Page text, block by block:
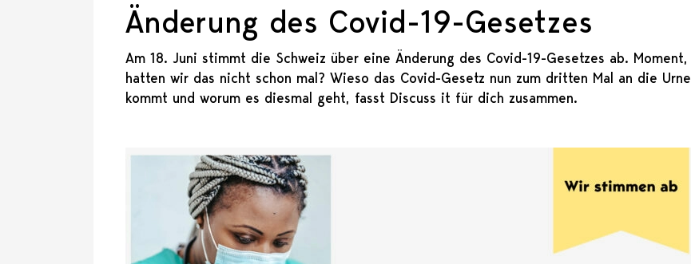
Änderung des Covid-19-Gesetzes
Am 18. Juni stimmt die Schweiz über eine Änderung des Covid-19-Gesetzes ab. Moment,
hatten wir das nicht schon mal? Wieso das Covid-Gesetz nun zum dritten Mal an die Urne
kommt und worum es diesmal geht, fasst Discuss it für dich zusammen.